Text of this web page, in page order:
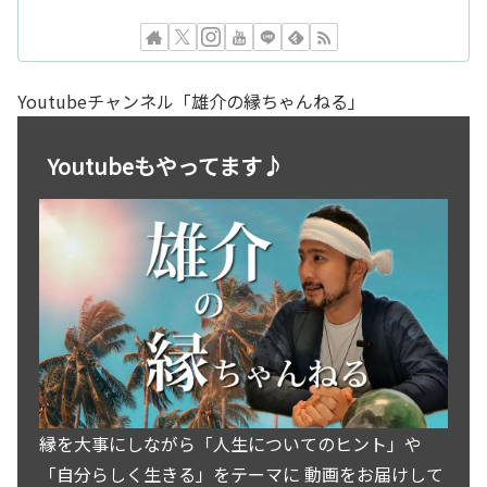
Youtubeチャンネル「雄介の縁ちゃんねる」
Youtubeもやってます♪
縁を大事にしながら「人生についてのヒント」や
「自分らしく生きる」をテーマに 動画をお届けして